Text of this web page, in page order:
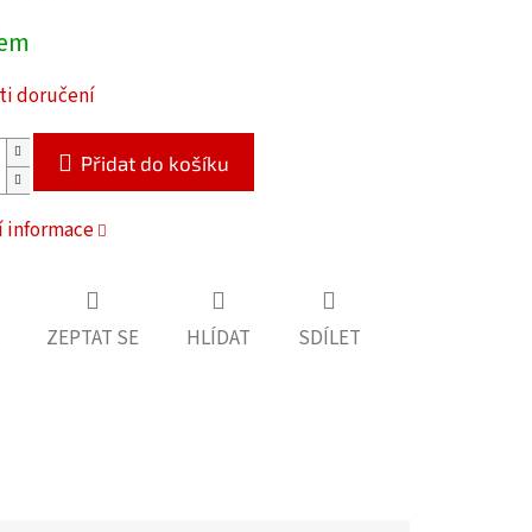
doručení
Přidat do košíku
ZEPTAT SE HLÍDAT SDÍLET